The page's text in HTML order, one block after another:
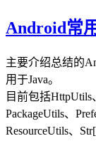
Android常
主要介绍总结的
用于Java。
目前包括HttpUtils
PackageUtils、
ResourceUtils、